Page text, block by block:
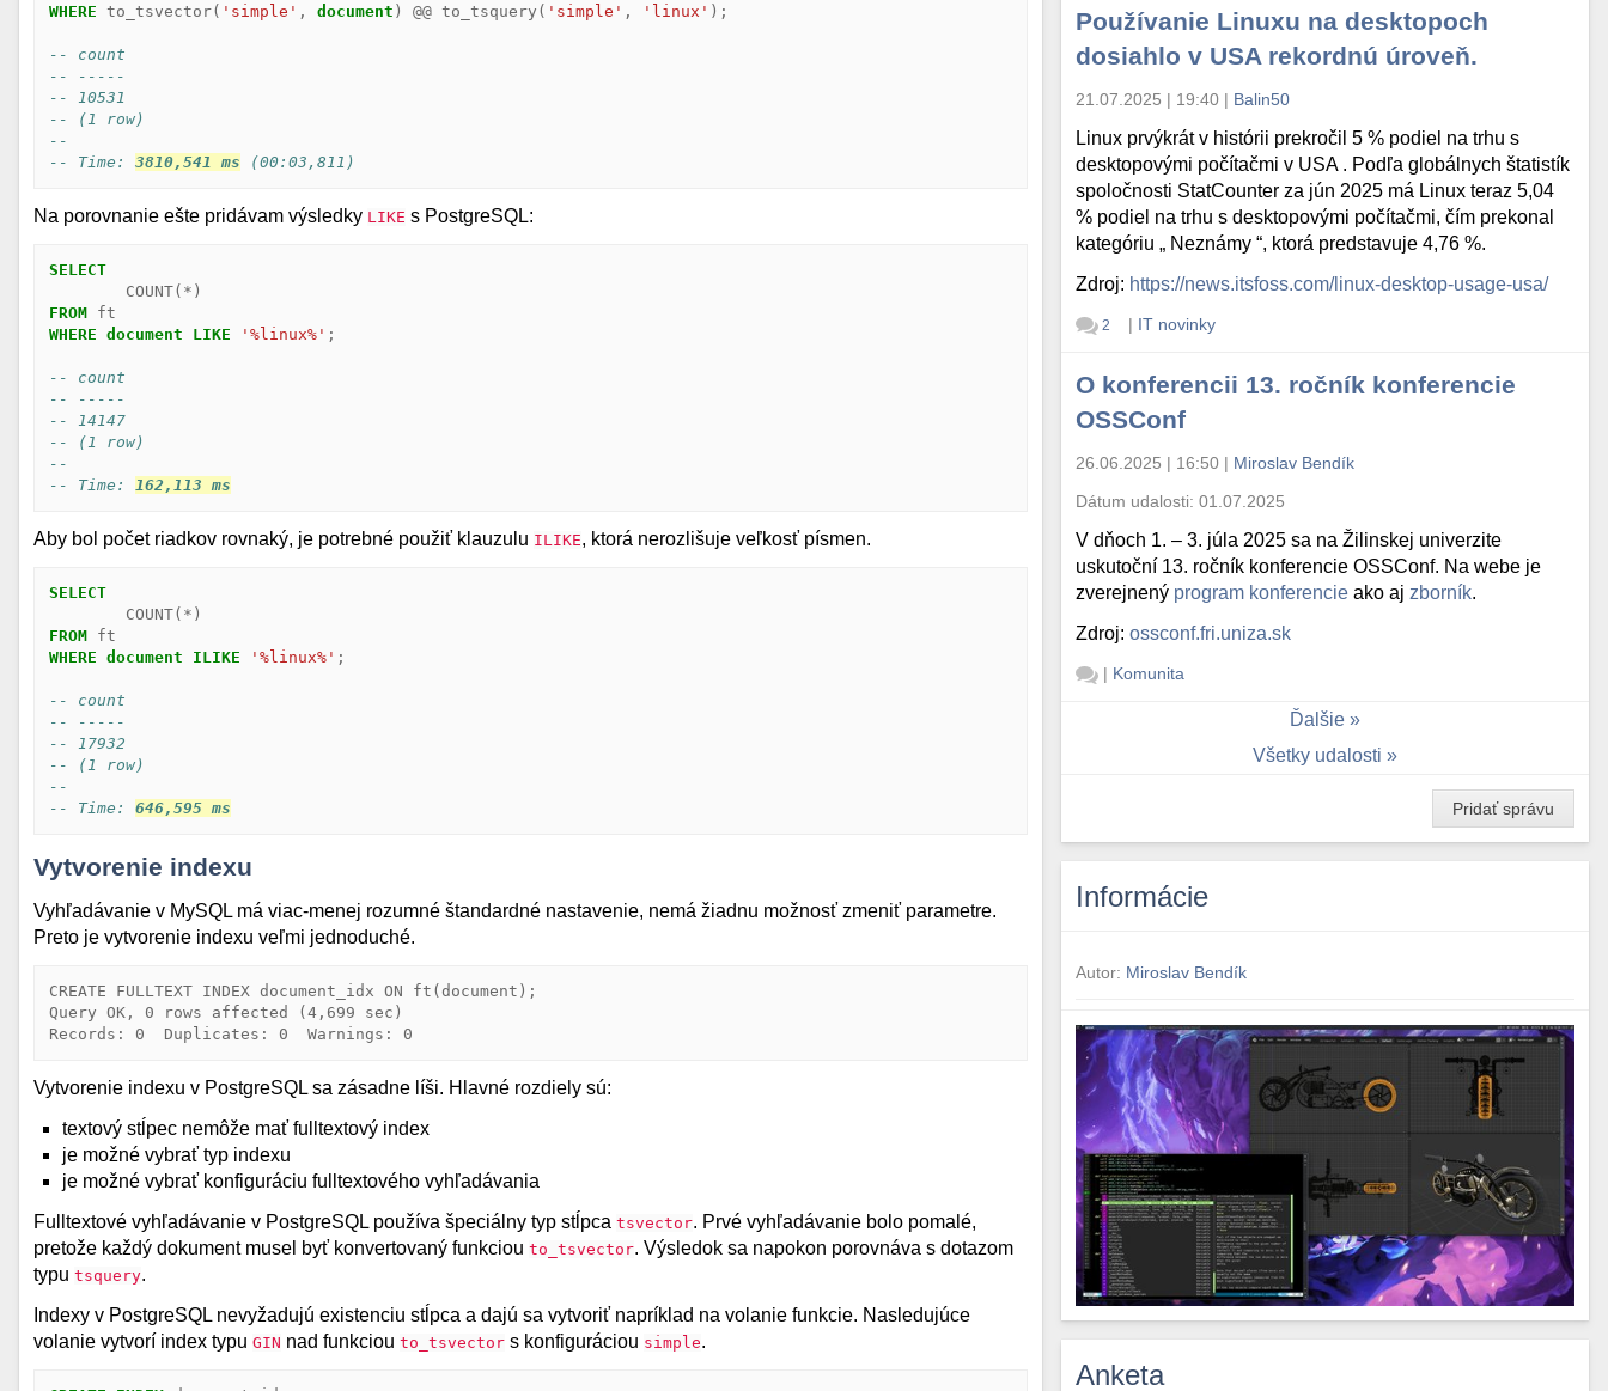
WHERE to_tsvector( 'simple' , document ) @@ to_tsquery ( 'simple' , 'linux' );
-- count
-- -----
-- 10531
-- (1 row)
--
-- Time: 3810,541 ms (00:03,811)
Na porovnanie ešte pridávam výsledky LIKE s PostgreSQL:
SELECT
COUNT( * )
FROM ft
WHERE document LIKE '%linux%' ;
-- count
-- -----
-- 14147
-- (1 row)
--
-- Time: 162,113 ms
Aby bol počet riadkov rovnaký, je potrebné použiť klauzulu ILIKE, ktorá nerozlišuje veľkosť písmen.
SELECT
COUNT( * )
FROM ft
WHERE document ILIKE '%linux%' ;
-- count
-- -----
-- 17932
-- (1 row)
--
-- Time: 646,595 ms
Vytvorenie indexu
Vyhľadávanie v MySQL má viac-menej rozumné štandardné nastavenie, nemá žiadnu možnosť zmeniť parametre.
Preto je vytvorenie indexu veľmi jednoduché.
CREATE FULLTEXT INDEX document_idx ON ft(document);
Query OK, 0 rows affected (4,699 sec)
Vytvorenie indexu v PostgreSQL sa zásadne líši. Hlavné rozdiely sú:
textový stĺpec nemôže mať fulltextový index
je možné vybrať typ indexu
je možné vybrať konfiguráciu fulltextového vyhľadávania
Fulltextové vyhľadávanie v PostgreSQL používa špeciálny typ stĺpca tsvector. Prvé vyhľadávanie bolo pomalé,
pretože každý dokument musel byť konvertovaný funkciou to_tsvector. Výsledok sa napokon porovnáva s dotazom
typu tsquery.
Indexy v PostgreSQL nevyžadujú existenciu stĺpca a dajú sa vytvoriť napríklad na volanie funkcie. Nasledujúce
volanie vytvorí index typu GIN nad funkciou to_tsvector s konfiguráciou simple.
Používanie Linuxu na desktopoch
dosiahlo v USA rekordnú úroveň.
21.07.2025 | 19:40 | Balin50
Linux prvýkrát v histórii prekročil 5 % podiel na trhu s
desktopovými počítačmi v USA . Podľa globálnych štatistík
spoločnosti StatCounter za jún 2025 má Linux teraz 5,04
% podiel na trhu s desktopovými počítačmi, čím prekonal
kategóriu „ Neznámy “, ktorá predstavuje 4,76 %.
Zdroj: https://news.itsfoss.com/linux-desktop-usage-usa/
2 | IT novinky
O konferencii 13. ročník konferencie
OSSConf
26.06.2025 | 16:50 | Miroslav Bendík
Dátum udalosti:01.07.2025
V dňoch 1. – 3. júla 2025 sa na Žilinskej univerzite
uskutoční 13. ročník konferencie OSSConf. Na webe je
zverejnený program konferencie ako aj zborník.
Zdroj:ossconf.fri.uniza.sk
| Komunita
Ďalšie
Všetky udalosti
Pridať správu
Informácie
Autor: Miroslav Bendík
Anketa